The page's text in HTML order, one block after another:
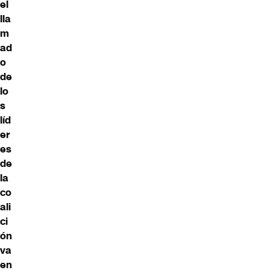
el
lla
m
ad
o
de
lo
s
líd
er
es
de
la
co
ali
ci
ón
va
en